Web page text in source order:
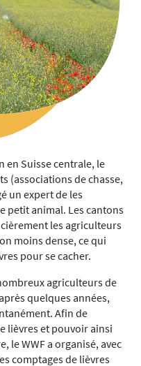
en Suisse centrale, le
(associations de chasse,
un expert de les
petit animal. Les cantons
les agriculteurs
moins dense, ce qui
pour se cacher.
agriculteurs de
quelques années,
Afin de
lièvres et pouvoir ainsi
le WWF a organisé, avec
comptages de lièvres